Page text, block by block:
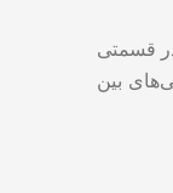
قسمتی
بین